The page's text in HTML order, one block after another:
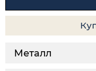
Металл